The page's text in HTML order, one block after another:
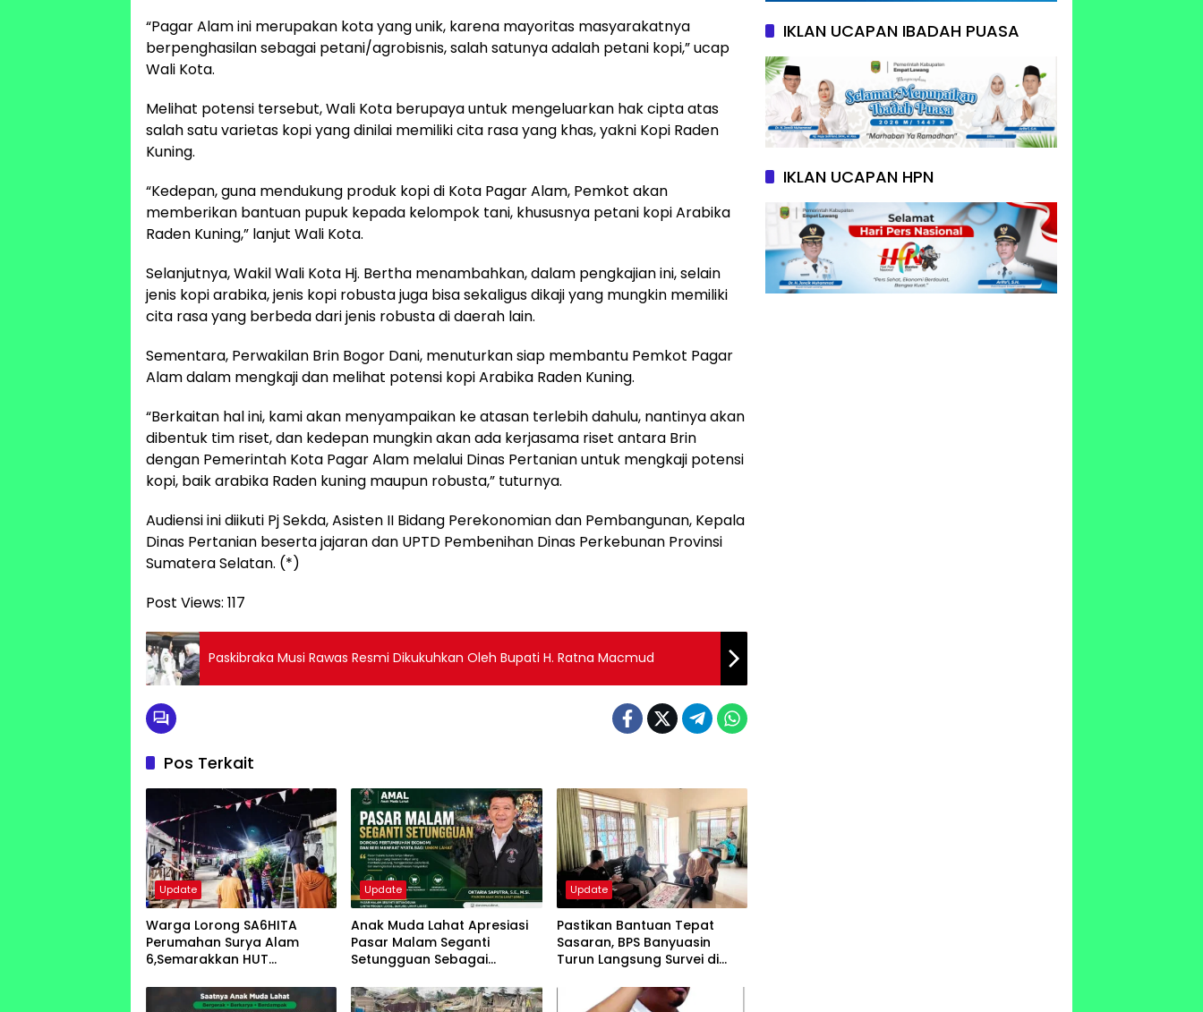
“Pagar Alam ini merupakan kota yang unik, karena mayoritas masyarakatnya
berpenghasilan sebagai petani/agrobisnis, salah satunya adalah petani kopi,” ucap
Wali Kota.
Melihat potensi tersebut, Wali Kota berupaya untuk mengeluarkan hak cipta atas
salah satu varietas kopi yang dinilai memiliki cita rasa yang khas, yakni Kopi Raden
Kuning.
“Kedepan, guna mendukung produk kopi di Kota Pagar Alam, Pemkot akan
memberikan bantuan pupuk kepada kelompok tani, khususnya petani kopi Arabika
Raden Kuning,” lanjut Wali Kota.
Selanjutnya, Wakil Wali Kota Hj. Bertha menambahkan, dalam pengkajian ini, selain
jenis kopi arabika, jenis kopi robusta juga bisa sekaligus dikaji yang mungkin memiliki
cita rasa yang berbeda dari jenis robusta di daerah lain.
Sementara, Perwakilan Brin Bogor Dani, menuturkan siap membantu Pemkot Pagar
Alam dalam mengkaji dan melihat potensi kopi Arabika Raden Kuning.
“Berkaitan hal ini, kami akan menyampaikan ke atasan terlebih dahulu, nantinya akan
dibentuk tim riset, dan kedepan mungkin akan ada kerjasama riset antara Brin
dengan Pemerintah Kota Pagar Alam melalui Dinas Pertanian untuk mengkaji potensi
kopi, baik arabika Raden kuning maupun robusta,” tuturnya.
Audiensi ini diikuti Pj Sekda, Asisten II Bidang Perekonomian dan Pembangunan, Kepala
Dinas Pertanian beserta jajaran dan UPTD Pembenihan Dinas Perkebunan Provinsi
Sumatera Selatan. (*)
Post Views: 117
Paskibraka Musi Rawas Resmi Dikukuhkan Oleh Bupati H. Ratna Macmud
Pos Terkait
Update
Warga Lorong SA6HITA
Perumahan Surya Alam
6,Semarakkan HUT
Bendera dan Lampu Hias
Update
Anak Muda Lahat Apresiasi
Pasar Malam Seganti
Setungguan Sebagai
Kerakyatan
Update
Pastikan Bantuan Tepat
Sasaran, BPS Banyuasin
Turun Langsung Survei di
IKLAN UCAPAN IBADAH PUASA
IKLAN UCAPAN HPN